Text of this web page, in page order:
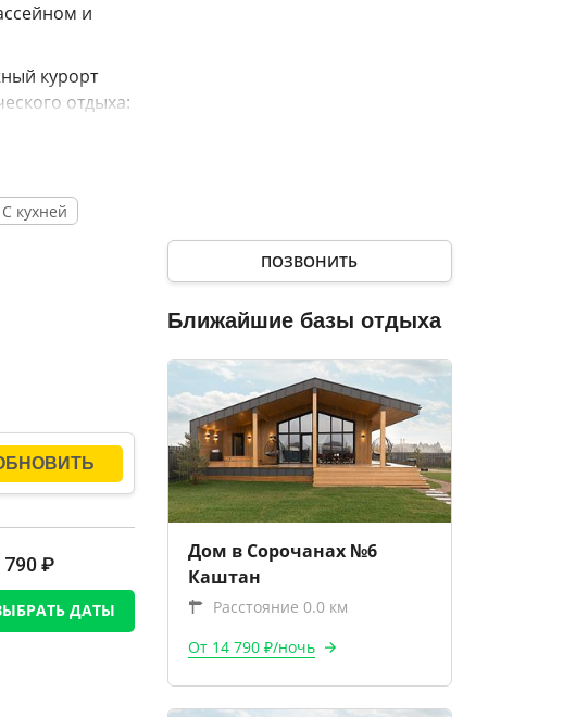
и
курорт
отдыха:
С кухней
790 ₽
ДАТЫ
ПОЗВОНИТЬ
Ближайшие базы отдыха
Дом в Сорочанах №6
Каштан
Расстояние 0.0 км
От 14 790 ₽/ночь